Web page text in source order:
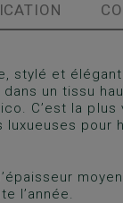
stylé et
un tissu
C’est la
pour
l’année.